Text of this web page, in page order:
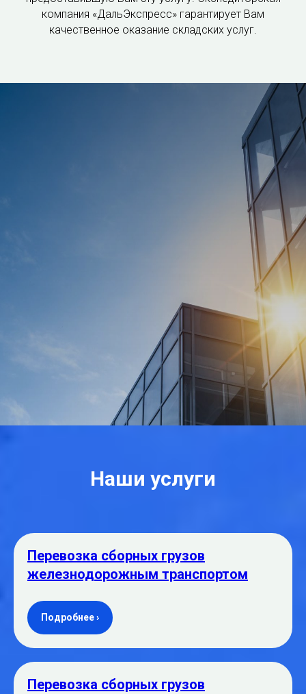
компания «ДальЭкспресс» гарантирует Вам
качественное оказание складских услуг.
Наши услуги
Перевозка сборных грузов
железнодорожным транспортом
Подробнее ›
Перевозка сборных грузов